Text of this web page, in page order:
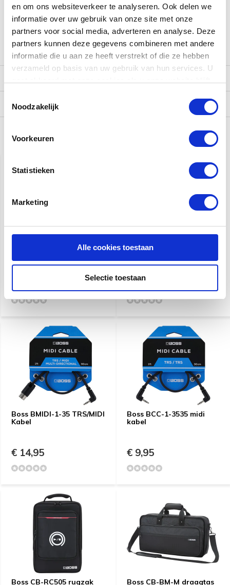
en om ons websiteverkeer te analyseren. Ook delen we
informatie over uw gebruik van onze site met onze
partners voor social media, adverteren en analyse. Deze
partners kunnen deze gegevens combineren met andere
informatie die u aan ze heeft verstrekt of die ze hebben
verzameld op basis van uw gebruik van hun services. U
Noodzakelijk
Voorkeuren
Statistieken
Marketing
Alle cookies toestaan
Selectie toestaan
uithouding te verbeteren. Via de ingebouwde microfoon kan
je de Rhythm Coach-functies ook met akoestische drums
gebruiken, ofwel plug je gewoon een Roland V-Pad in op de
trigger input. Start de oefening en speel mee.
Verzending
Gerelateerde producten
Boss GK-5B Divided
Boss GK-5 Divided Gitaar
€ 221,-
Boss BMIDI-1-35 TRS/MIDI
Kabel
€ 14,95
Boss BCC-1-3535 midi
kabel
€ 9,95
Boss CB-RC505 rugzak Boss CB-BM-M draagtas